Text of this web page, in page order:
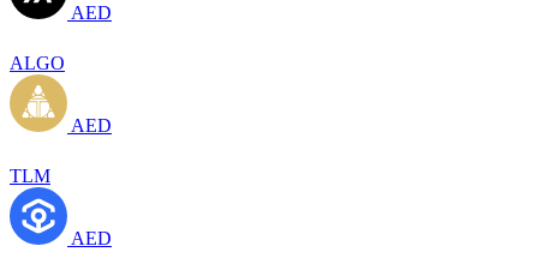
AED
ALGO
AED
TLM
AED